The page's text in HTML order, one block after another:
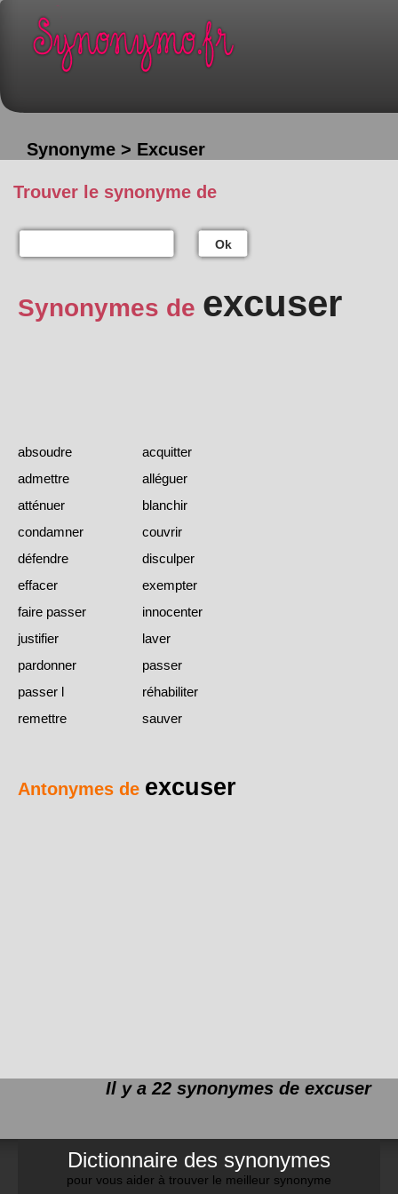
Synonyme > Excuser
Trouver le synonyme de
Ok
Synonymes de excuser
absoudre
acquitter
admettre
alléguer
atténuer
blanchir
condamner
couvrir
défendre
disculper
effacer
exempter
faire passer
innocenter
justifier
laver
pardonner
passer
passer l
réhabiliter
remettre
sauver
Antonymes de excuser
Il y a 22 synonymes de excuser
Dictionnaire des synonymes
pour vous aider à trouver le meilleur synonyme